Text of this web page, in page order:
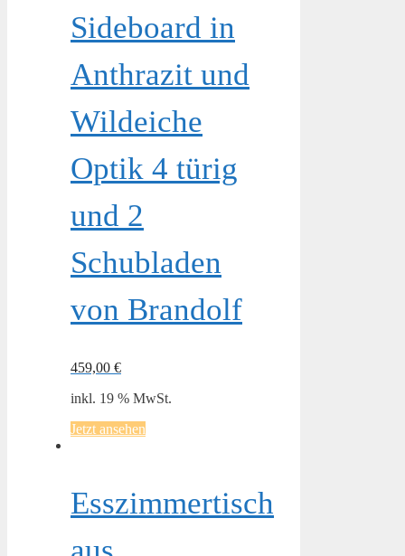
Sideboard in
Anthrazit und
Wildeiche
Optik 4 türig
und 2
Schubladen
von Brandolf
459,00 €
inkl. 19 % MwSt.
Jetzt ansehen
Esszimmertisch